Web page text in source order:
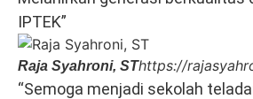
IPTEK”
Raja Syahroni, SThttps://
“Semoga menjadi sekolah